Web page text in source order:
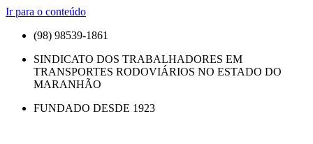
Ir para o conteúdo
(98) 98539-1861
SINDICATO DOS TRABALHADORES EM
TRANSPORTES RODOVIÁRIOS NO ESTADO DO
MARANHÃO
FUNDADO DESDE 1923